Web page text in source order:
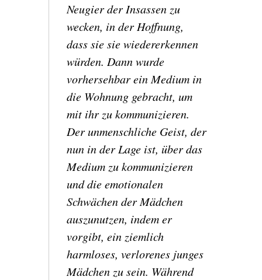
Neugier der Insassen zu
wecken, in der Hoffnung,
dass sie sie wiedererkennen
würden. Dann wurde
vorhersehbar ein Medium in
die Wohnung gebracht, um
mit ihr zu kommunizieren.
Der unmenschliche Geist, der
nun in der Lage ist, über das
Medium zu kommunizieren
und die emotionalen
Schwächen der Mädchen
auszunutzen, indem er
vorgibt, ein ziemlich
harmloses, verlorenes junges
Mädchen zu sein. Während